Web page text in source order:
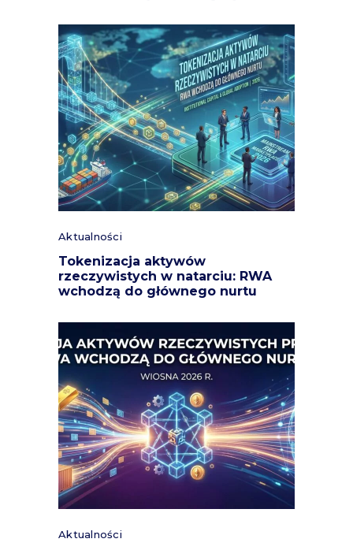
Aktualności
Tokenizacja aktywów
rzeczywistych w natarciu: RWA
wchodzą do głównego nurtu
Aktualności